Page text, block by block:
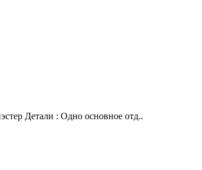
Детали : Одно основное отд..